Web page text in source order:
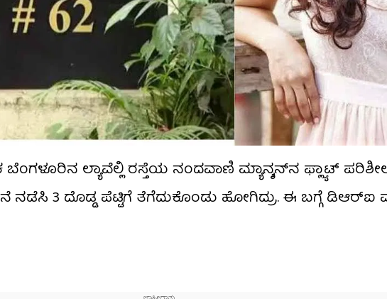
ಲ್ಯಾವೆಲ್ಲಿ ರಸ್ತೆಯ ನಂದವಾಣಿ ಮ್ಯಾನ್ಶನ್​ನ ಫ್ಲ್ಯಾಟ್​
ನಡೆಸಿ 3 ದೊಡ್ಡ ಪೆಟ್ಟಿಗೆ ತೆಗೆದುಕೊಂಡು ಹೋಗಿದ್ರು. ಈ ಬಗ್ಗೆ